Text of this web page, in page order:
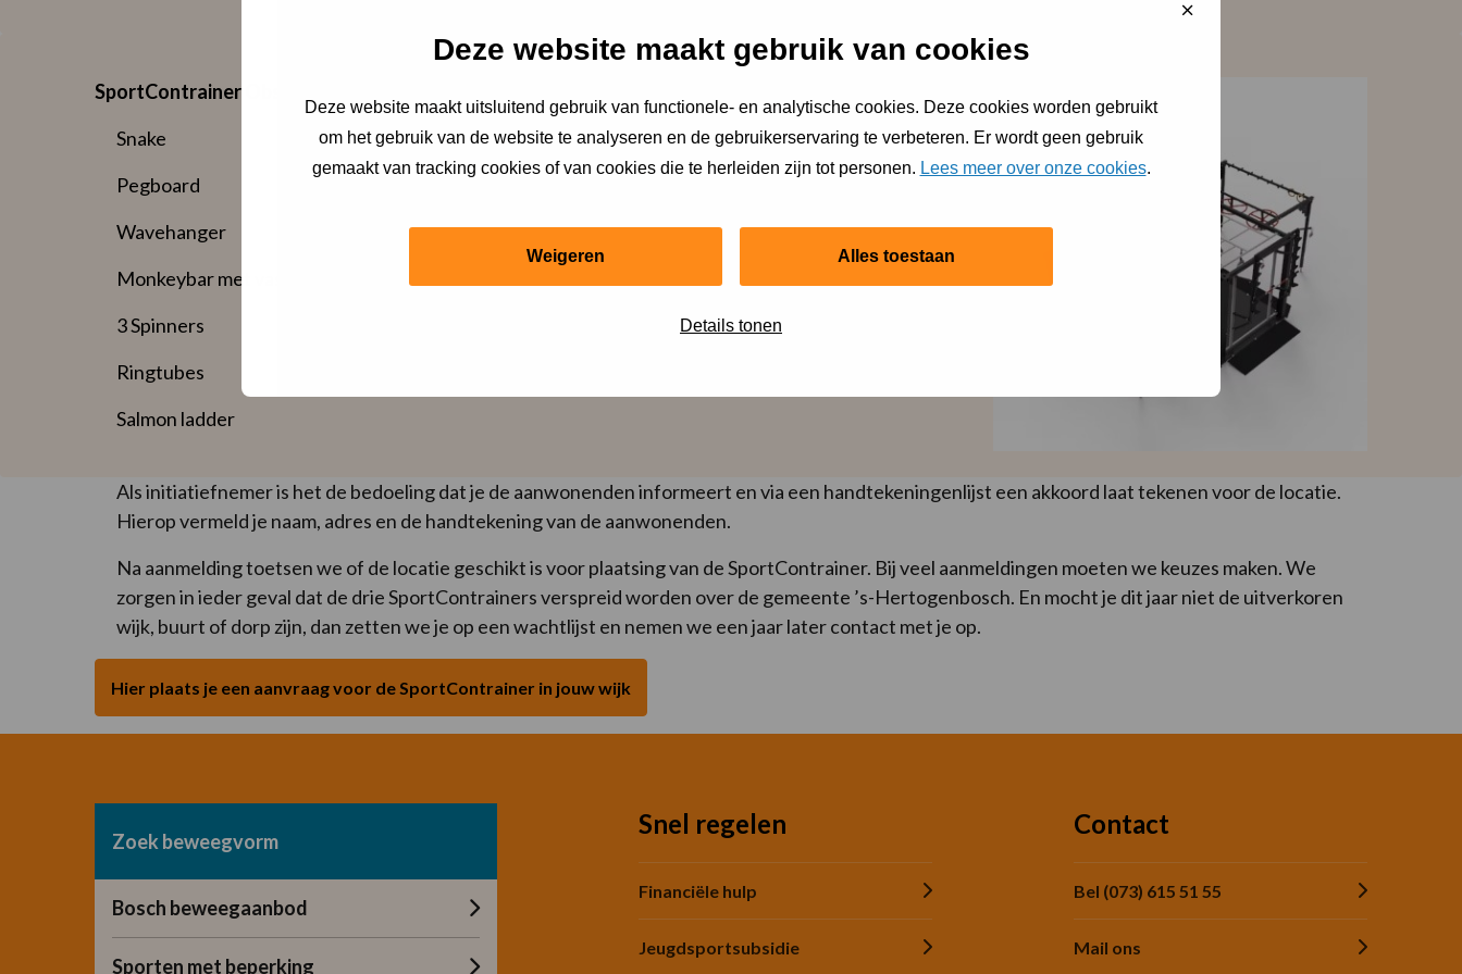
Deze website maakt gebruik van cookies
Deze website maakt uitsluitend gebruik van functionele- en analytische cookies. Deze cookies worden gebruikt
om het gebruik van de website te analyseren en de gebruikerservaring te verbeteren. Er wordt geen gebruik
gemaakt van tracking cookies of van cookies die te herleiden zijn tot personen. Lees meer over onze cookies.
Weigeren Alles toestaan
Details tonen
Sluit
SportContrainer Obstacle/Ninja is voorzien van:
Snake
Pegboard
Wavehanger
Monkeybar met vaste ringen
3 Spinners
Ringtubes
Salmon ladder
Als initiatiefnemer is het de bedoeling dat je de aanwonenden informeert en via een handtekeningenlijst een akkoord laat tekenen voor de locatie.
Hierop vermeld je naam, adres en de handtekening van de aanwonenden.
Na aanmelding toetsen we of de locatie geschikt is voor plaatsing van de SportContrainer. Bij veel aanmeldingen moeten we keuzes maken. We
zorgen in ieder geval dat de drie SportContrainers verspreid worden over de gemeente ’s-Hertogenbosch. En mocht je dit jaar niet de uitverkoren
wijk, buurt of dorp zijn, dan zetten we je op een wachtlijst en nemen we een jaar later contact met je op.
Hier plaats je een aanvraag voor de SportContrainer in jouw wijk
Zoek beweegvorm
Bosch beweegaanbod
Sporten met beperking
Snel regelen
Financiële hulp
Jeugdsportsubsidie
Contact
Bel (073) 615 51 55
Mail ons